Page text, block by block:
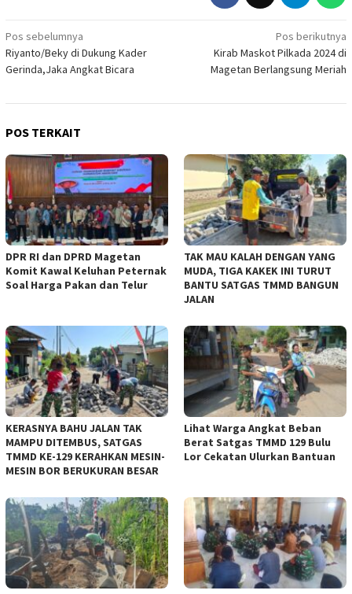
Navigasi
pos
Pos sebelumnya
Riyanto/Beky di Dukung Kader
Gerinda,Jaka Angkat Bicara
Pos berikutnya
Kirab Maskot Pilkada 2024 di
Magetan Berlangsung Meriah
POS TERKAIT
DPR RI dan DPRD Magetan
Komit Kawal Keluhan Peternak
Soal Harga Pakan dan Telur
TAK MAU KALAH DENGAN YANG
MUDA, TIGA KAKEK INI TURUT
BANTU SATGAS TMMD BANGUN
JALAN
KERASNYA BAHU JALAN TAK
MAMPU DITEMBUS, SATGAS
TMMD KE-129 KERAHKAN MESIN-
MESIN BOR BERUKURAN BESAR
Lihat Warga Angkat Beban
Berat Satgas TMMD 129 Bulu
Lor Cekatan Ulurkan Bantuan